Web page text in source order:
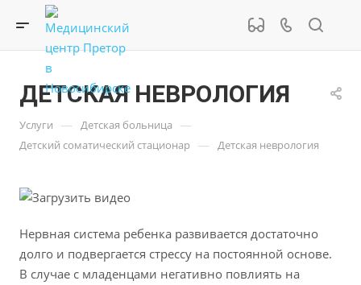
ДЕТСКАЯ НЕВРОЛОГИЯ
Услуги — Детская больница —
Детский соматический стационар — Детская неврология
Нервная система ребенка развивается достаточно
долго и подвергается стрессу на постоянной основе.
В случае с младенцами негативно повлиять на